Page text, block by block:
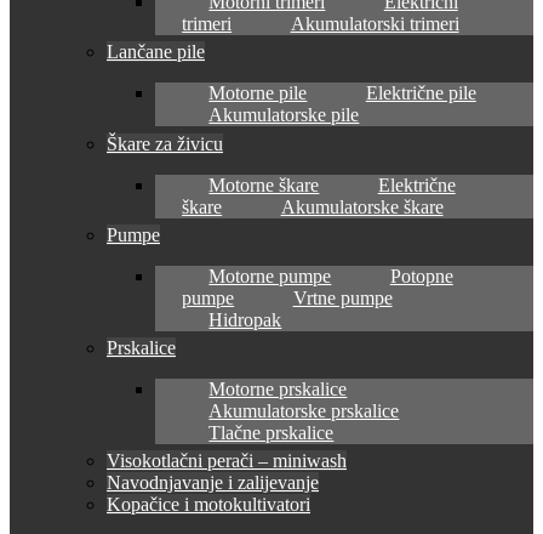
trimeri
Akumulatorski trimeri
Lančane pile
Motorne pile
Električne pile
Akumulatorske pile
Škare za živicu
Motorne škare
Električne
škare
Akumulatorske škare
Pumpe
Motorne pumpe
Potopne
pumpe
Vrtne pumpe
Hidropak
Prskalice
Motorne prskalice
Akumulatorske prskalice
Tlačne prskalice
Visokotlačni perači – miniwash
Navodnjavanje i zalijevanje
Kopačice i motokultivatori